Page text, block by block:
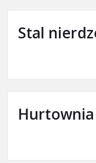
Stal